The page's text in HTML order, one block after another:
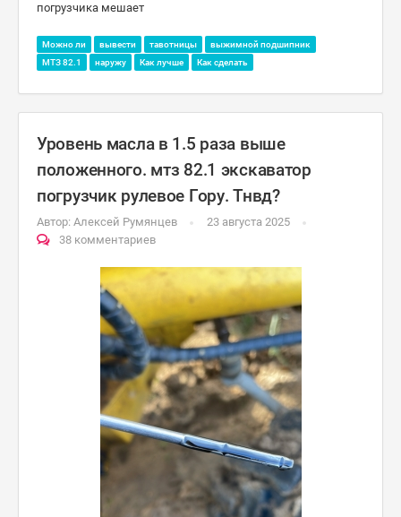
погрузчика мешает
Можно ли вывести тавотницы
выжимной подшипник
МТЗ 82.1
наружу Как лучше Как сделать
Уровень масла в 1.5 раза выше
положенного. мтз 82.1 экскаватор
погрузчик рулевое Гору. Тнвд?
Автор: Алексей Румянцев
23 августа 2025
38 комментариев